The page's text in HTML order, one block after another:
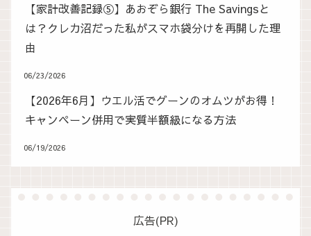
【家計改善記録⑤】あおぞら銀行 The Savingsと
は？クレカ沼だった私がスマホ袋分けを再開した理
由
06/23/2026
【2026年6月】ウエル活でグーンのオムツがお得！
キャンペーン併用で実質半額級になる方法
06/19/2026
広告(PR)